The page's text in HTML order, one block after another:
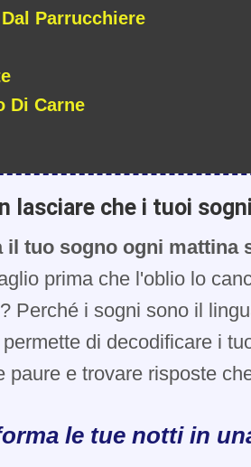
Parrucchiere
Di Carne
lasciare che i tuoi
il tuo sogno ogni mattina
prima che l'oblio lo
Perché i sogni sono il
di decodificare i
paure e trovare risposte
le tue notti in